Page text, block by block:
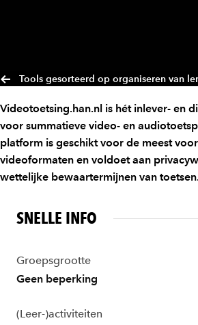
Tools gesorteerd op organiseren van
Videotoetsing.han.nl is hét inlever- en
voor summatieve video- en
platform is geschikt voor de meest
videoformaten en voldoet aan
wettelijke bewaartermijnen van
SNELLE INFO
Groepsgrootte
Geen beperking
(Leer-)activiteiten